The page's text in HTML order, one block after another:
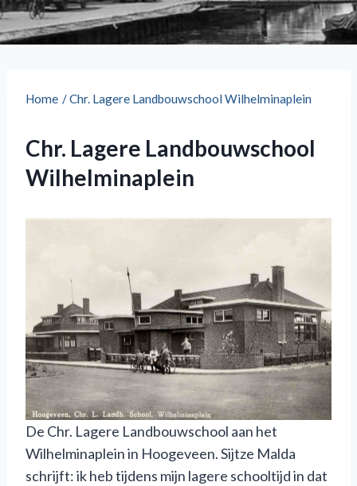
Home /Chr. Lagere Landbouwschool Wilhelminaplein
Chr. Lagere Landbouwschool
Wilhelminaplein
De Chr. Lagere Landbouwschool aan het
Wilhelminaplein in Hoogeveen. Sijtze Malda
schrijft: ik heb tijdens mijn lagere schooltijd in dat